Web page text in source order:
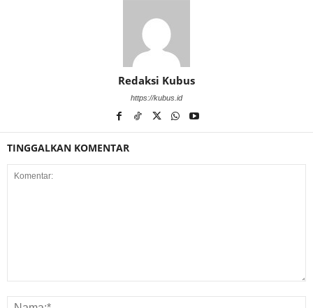
Redaksi Kubus
https://kubus.id
TINGGALKAN KOMENTAR